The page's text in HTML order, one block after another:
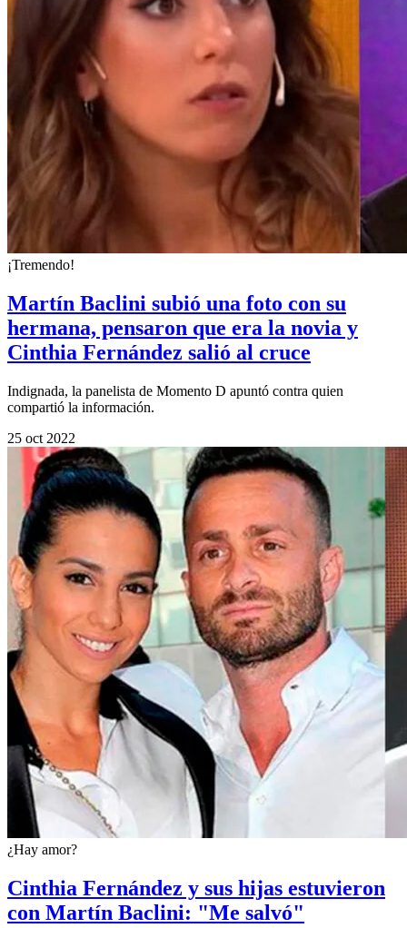
¡Tremendo!
Martín Baclini subió una foto con su
hermana, pensaron que era la novia y
Cinthia Fernández salió al cruce
Indignada, la panelista de Momento D apuntó contra quien
compartió la información.
25 oct 2022
¿Hay amor?
Cinthia Fernández y sus hijas estuvieron
con Martín Baclini: "Me salvó"